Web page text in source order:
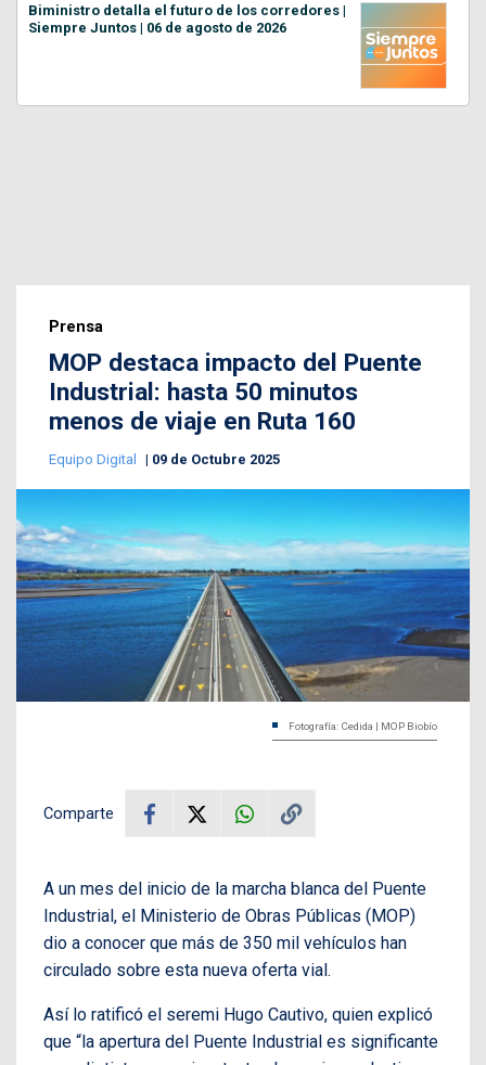
Biministro detalla el futuro de los corredores |
Siempre Juntos | 06 de agosto de 2026
Prensa
MOP destaca impacto del Puente
Industrial: hasta 50 minutos
menos de viaje en Ruta 160
Equipo Digital 09 de Octubre 2025
Fotografía: Cedida | MOP Biobío
Comparte
A un mes del inicio de la marcha blanca del Puente
Industrial, el Ministerio de Obras Públicas (MOP)
dio a conocer que más de 350 mil vehículos han
circulado sobre esta nueva oferta vial.
Así lo ratificó el seremi Hugo Cautivo, quien explicó
que “la apertura del Puente Industrial es significante